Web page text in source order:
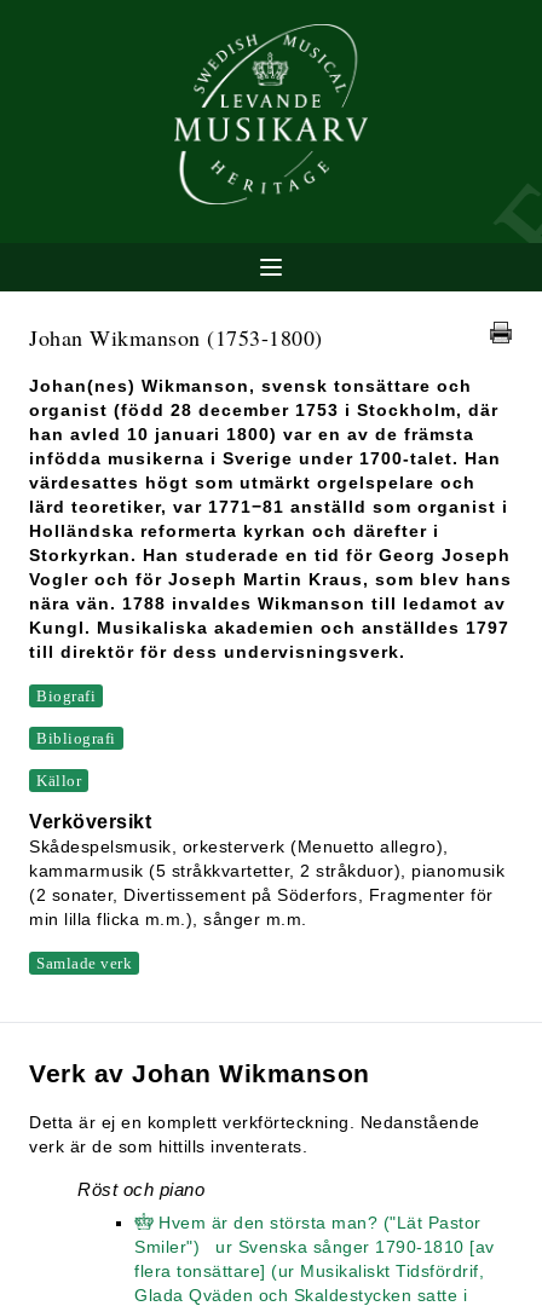
Johan Wikmanson (1753-1800)
Johan(nes) Wikmanson, svensk tonsättare och
organist (född 28 december 1753 i Stockholm, där
han avled 10 januari 1800) var en av de främsta
infödda musikerna i Sverige under 1700-talet. Han
värdesattes högt som utmärkt orgelspelare och
lärd teoretiker, var 1771−81 anställd som organist i
Holländska reformerta kyrkan och därefter i
Storkyrkan. Han studerade en tid för Georg Joseph
Vogler och för Joseph Martin Kraus, som blev hans
nära vän. 1788 invaldes Wikmanson till ledamot av
Kungl. Musikaliska akademien och anställdes 1797
till direktör för dess undervisningsverk.
Biografi
Bibliografi
Källor
Verköversikt
Skådespelsmusik, orkesterverk (Menuetto allegro),
kammarmusik (5 stråkkvartetter, 2 stråkduor), pianomusik
(2 sonater, Divertissement på Söderfors, Fragmenter för
min lilla flicka m.m.), sånger m.m.
Samlade verk
Verk av Johan Wikmanson
Detta är ej en komplett verkförteckning. Nedanstående
verk är de som hittills inventerats.
Röst och piano
Hvem är den största man? ("Lät Pastor
Smiler") ur Svenska sånger 1790-1810 [av
flera tonsättare] (ur Musikaliskt Tidsfördrif,
Glada Qväden och Skaldestycken satte i